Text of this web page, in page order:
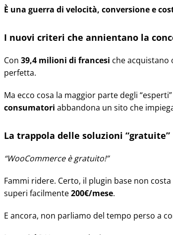
È una guerra di velocità, conversione e
I nuovi criteri che annientano la
Con 39,4 milioni di francesi che acquistano
perfetta.
Ma ecco cosa la maggior parte degli
consumatori abbandona un sito che
La trappola delle soluzioni “gratuite”
“WooCommerce è gratuito!”
Fammi ridere. Certo, il plugin base non
superi facilmente200€/mese.
E ancora, non parliamo del tempo perso a